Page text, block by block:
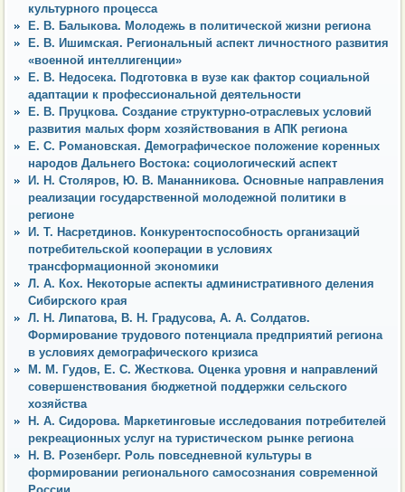
культурного процесса
Е. В. Балыкова. Молодежь в политической жизни региона
Е. В. Ишимская. Региональный аспект личностного развития
«военной интеллигенции»
Е. В. Недосека. Подготовка в вузе как фактор социальной
адаптации к профессиональной деятельности
Е. В. Пруцкова. Создание структурно-отраслевых условий
развития малых форм хозяйствования в АПК региона
Е. С. Романовская. Демографическое положение коренных
народов Дальнего Востока: социологический аспект
И. Н. Столяров, Ю. В. Мананникова. Основные направления
реализации государственной молодежной политики в
регионе
И. Т. Насретдинов. Конкурентоспособность организаций
потребительской кооперации в условиях
трансформационной экономики
Л. А. Кох. Некоторые аспекты административного деления
Сибирского края
Л. Н. Липатова, В. Н. Градусова, А. А. Солдатов.
Формирование трудового потенциала предприятий региона
в условиях демографического кризиса
М. М. Гудов, Е. С. Жесткова. Оценка уровня и направлений
совершенствования бюджетной поддержки сельского
хозяйства
Н. А. Сидорова. Маркетинговые исследования потребителей
рекреационных услуг на туристическом рынке региона
Н. В. Розенберг. Роль повседневной культуры в
формировании регионального самосознания современной
России